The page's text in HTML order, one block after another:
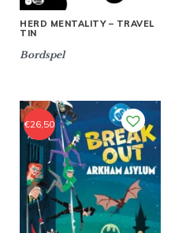
HERD MENTALITY – TRAVEL
TIN
Bordspel
€26,50